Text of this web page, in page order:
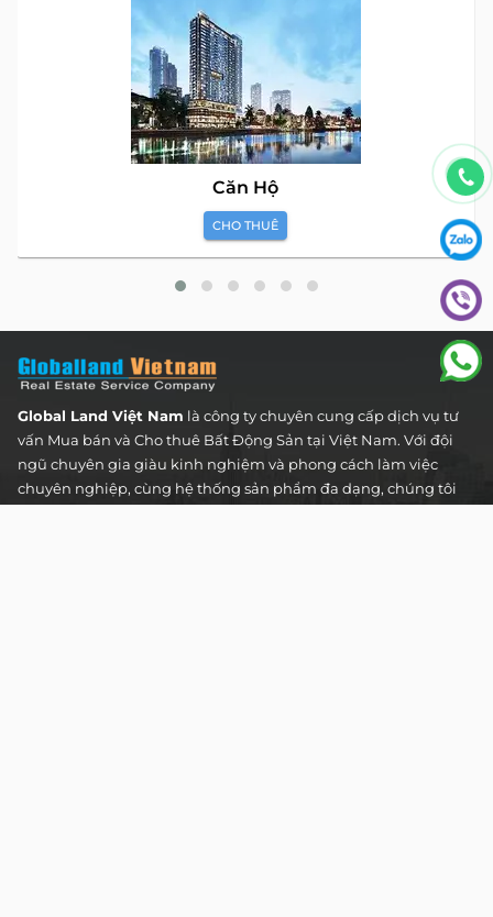
Căn Hộ
CHO THUÊ
Global Land Việt Nam là công ty chuyên cung cấp dịch vụ tư
vấn Mua bán và Cho thuê Bất Động Sản tại Việt Nam. Với đội
ngũ chuyên gia giàu kinh nghiệm và phong cách làm việc
chuyên nghiệp, cùng hệ thống sản phẩm đa dạng, chúng tôi